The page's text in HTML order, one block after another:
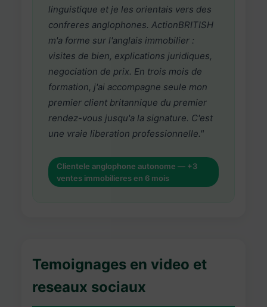
linguistique et je les orientais vers des
confreres anglophones. ActionBRITISH
m'a forme sur l'anglais immobilier :
visites de bien, explications juridiques,
negociation de prix. En trois mois de
formation, j'ai accompagne seule mon
premier client britannique du premier
rendez-vous jusqu'a la signature. C'est
une vraie liberation professionnelle."
Clientele anglophone autonome — +3
ventes immobilieres en 6 mois
Temoignages en video et
reseaux sociaux